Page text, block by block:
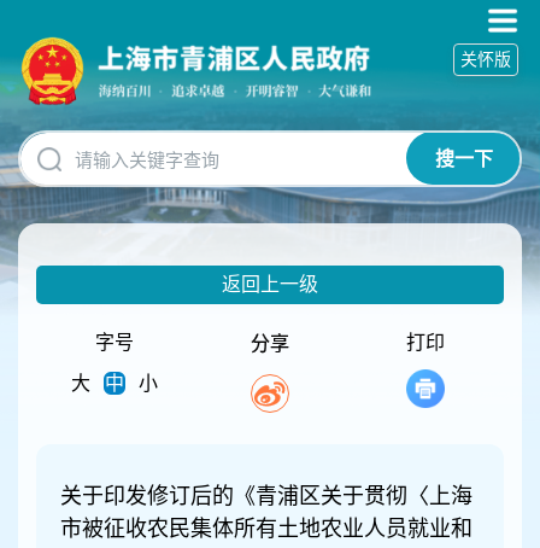
碍
操
明
跳
转
到
网
搜一下
关怀版
返回上一级
字号
大
中 小
分享 打印
关于印发修订后的《青浦区关于贯彻〈上海
市被征收农民集体所有土地农业人员就业和